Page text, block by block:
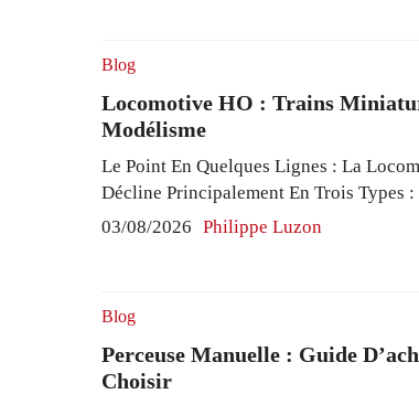
Blog
Locomotive HO : Trains
Modélisme
Le Point En Quelques Lignes : La
Décline Principalement En Trois Types
Chacun Offrant Des Modèles Réduits
03/08/2026 Philippe Luzon
Blog
Perceuse Manuelle : Guide
Choisir